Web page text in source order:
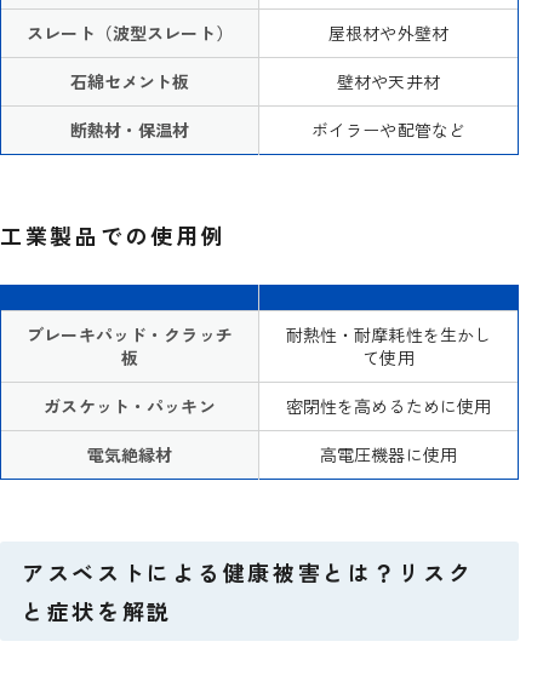
スレート（波型スレート）
屋根材や外壁材
石綿セメント板
壁材や天井材
断熱材・保温材
ボイラーや配管など
工業製品での使用例
ブレーキパッド・クラッチ
板
耐熱性・耐摩耗性を生かし
て使用
ガスケット・パッキン
密閉性を高めるために使用
電気絶縁材
高電圧機器に使用
アスベストによる健康被害とは？リスク
と症状を解説